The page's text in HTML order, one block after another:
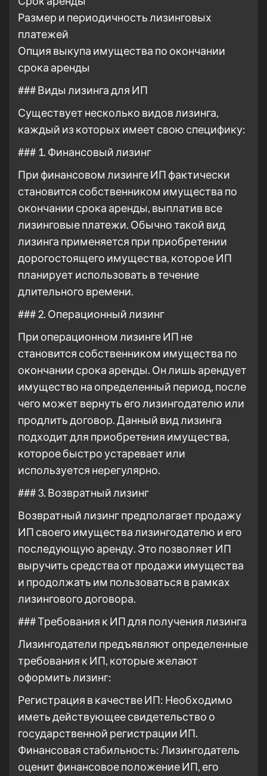
Размер и периодичность лизинговых
платежей
Опция выкупа имущества по окончании
срока аренды
### Виды лизинга для ИП
Существует несколько видов лизинга,
каждый из которых имеет свою специфику:
### 1. Финансовый лизинг
При финансовом лизинге ИП фактически
становится собственником имущества по
окончании срока аренды, выплатив все
лизинговые платежи. Обычно такой вид
лизинга применяется при приобретении
дорогостоящего имущества, которое ИП
планирует использовать в течение
длительного времени.
### 2. Операционный лизинг
При операционном лизинге ИП не
становится собственником имущества по
окончании срока аренды. Он лишь арендует
имущество на определенный период, после
чего может вернуть его лизингодателю или
продлить договор. Данный вид лизинга
подходит для приобретения имущества,
которое быстро устаревает или
используется нерегулярно.
### 3. Возвратный лизинг
Возвратный лизинг предполагает продажу
ИП своего имущества лизингодателю и его
последующую аренду. Это позволяет ИП
выручить средства от продажи имущества
и продолжать им пользоваться в рамках
лизингового договора.
### Требования к ИП для получения лизинга
Лизингодатели предъявляют определенные
требования к ИП, которые желают
оформить лизинг:
Регистрация в качестве ИП: Необходимо
иметь действующее свидетельство о
государственной регистрации ИП.
Финансовая стабильность: Лизингодатель
оценит финансовое положение ИП, его